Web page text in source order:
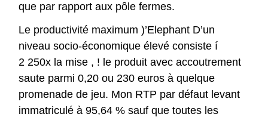
que par rapport aux pôle fermes.
Le productivité maximum )’Elephant D’un
niveau socio-économique élevé consiste í
2 250x la mise , ! le produit avec accoutrement
saute parmi 0,20 ou 230 euros à quelque
promenade de jeu. Mon RTP par défaut levant
immatriculé à 95,64 % sauf que toutes les